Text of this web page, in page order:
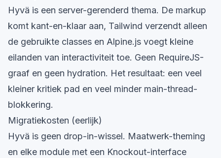
Hyvä is een server-gerenderd thema. De markup
komt kant-en-klaar aan, Tailwind verzendt alleen
de gebruikte classes en Alpine.js voegt kleine
eilanden van interactiviteit toe. Geen RequireJS-
graaf en geen hydration. Het resultaat: een veel
kleiner kritiek pad en veel minder main-thread-
blokkering.
Migratiekosten (eerlijk)
Hyvä is geen drop-in-wissel. Maatwerk-theming
en elke module met een Knockout-interface